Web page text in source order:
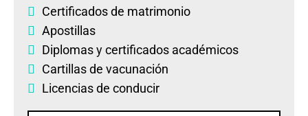
Certificados de matrimonio
Apostillas
Diplomasycertificados académicos
Cartillas de vacunación
Licencias de conducir